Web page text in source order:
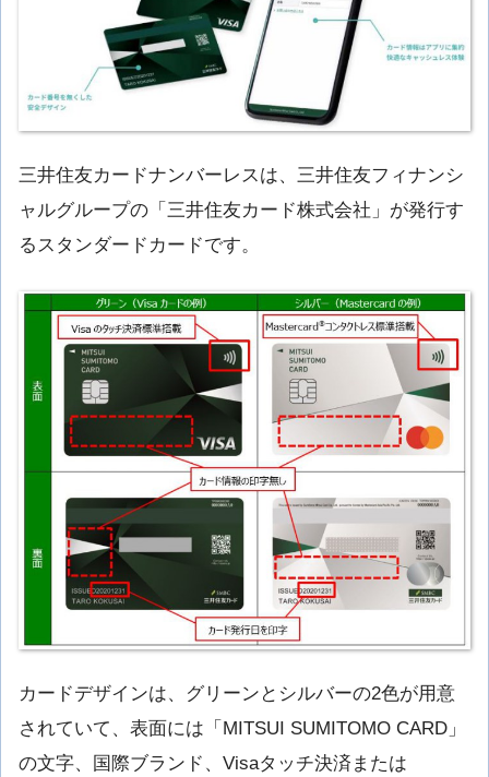
三井住友カードナンバーレスは、三井住友フィナンシ
ャルグループの「三井住友カード株式会社」が発行す
るスタンダードカードです。
カードデザインは、グリーンとシルバーの2色が用意
されていて、表面には「MITSUI SUMITOMO CARD」
の文字、国際ブランド、Visaタッチ決済または